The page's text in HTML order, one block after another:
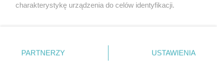
charakterystykę urządzenia do celów identyfikacji.
zmienić/wycofać klikając przycisk ustawień prywatności
znajdujący się w lewym dolnym rogu strony
PARTNERZY USTAWIENIA